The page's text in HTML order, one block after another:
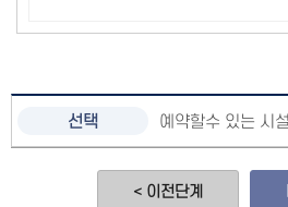
예약할수 있는 시
< 이전단계